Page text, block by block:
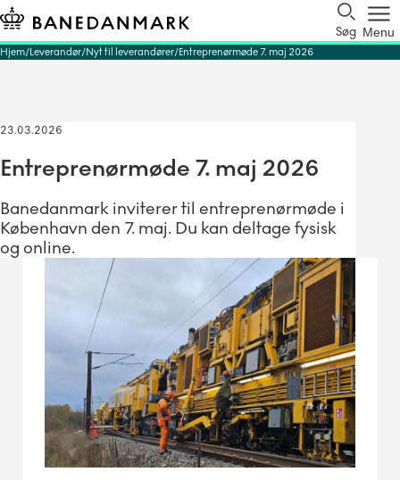
Søg Menu
Hjem Leverandør Nyt til leverandører Entreprenørmøde 7. maj 2026
23.03.2026
Entreprenørmøde 7. maj 2026
Banedanmark inviterer til entreprenørmøde i
København den 7. maj. Du kan deltage fysisk
og online.